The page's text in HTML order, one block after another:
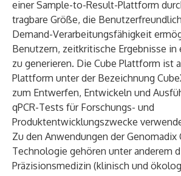
einer Sample-to-Result-Plattform
tragbare Größe, die
Demand-Verarbeitungsfähigkeit
Benutzern, zeitkritische Ergebnisse in
zu generieren. Die Cube Plattform ist
Plattform unter der Bezeichnung
zum Entwerfen, Entwickeln und
qPCR-Tests für Forschungs- und
Produktentwicklungszwecke
Zu den Anwendungen der Genomadix
Technologie gehören unter anderem
Präzisionsmedizin (klinisch und